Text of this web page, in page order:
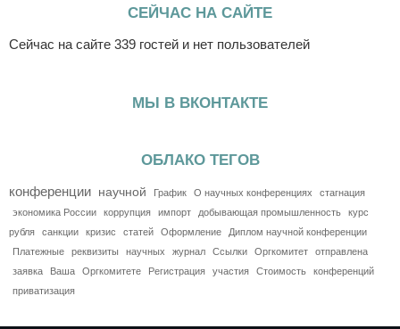
СЕЙЧАС НА САЙТЕ
Сейчас на сайте 339 гостей и нет пользователей
МЫ В ВКОНТАКТЕ
ОБЛАКО ТЕГОВ
конференции научной График О научных конференциях
стагнация
экономика России
коррупция импорт добывающая промышленность
курс
рубля
санкции кризис статей Оформление
Диплом научной конференции
Платежные
реквизиты научных журнал Ссылки Оргкомитет
отправлена
заявка
Ваша Оргкомитете Регистрация участия Стоимость
конференций
приватизация